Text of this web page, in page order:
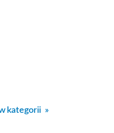
kategorii